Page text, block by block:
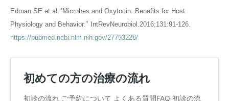
Edman SE et.al.‘’Microbes and Oxytocin: Benefits for Host
Physiology and Behavior.’’ IntRevNeurobiol.2016;131:91-126.
https://pubmed.ncbi.nlm.nih.gov/27793228/